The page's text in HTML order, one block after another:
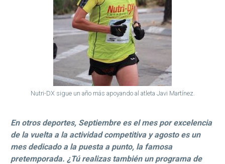
Nutri-DX sigue un año más apoyando al atleta Javi Martínez.
En otros deportes, Septiembre es el mes por excelencia
de la vuelta a la actividad competitiva y agosto es un
mes dedicado a la puesta a punto, la famosa
pretemporada. ¿Tú realizas también un programa de